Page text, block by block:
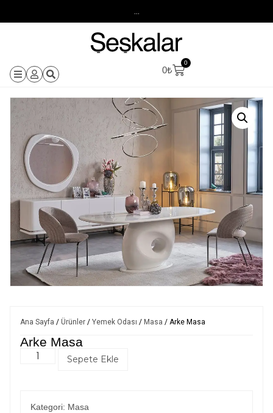
0₺
0
Ana Sayfa / Ürünler / Yemek Odası / Masa / Arke Masa
Arke Masa
Sepete Ekle
Kategori: Masa